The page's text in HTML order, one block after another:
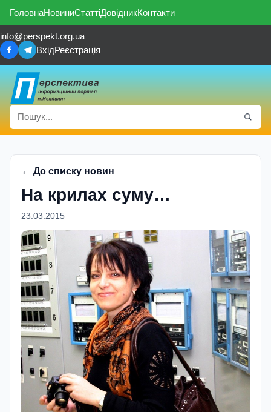
ГоловнаНовиниСтаттіДовідникКонтакти
info@perspekt.org.ua
ВхідРеєстрація
← До списку новин
На крилах суму…
23.03.2015